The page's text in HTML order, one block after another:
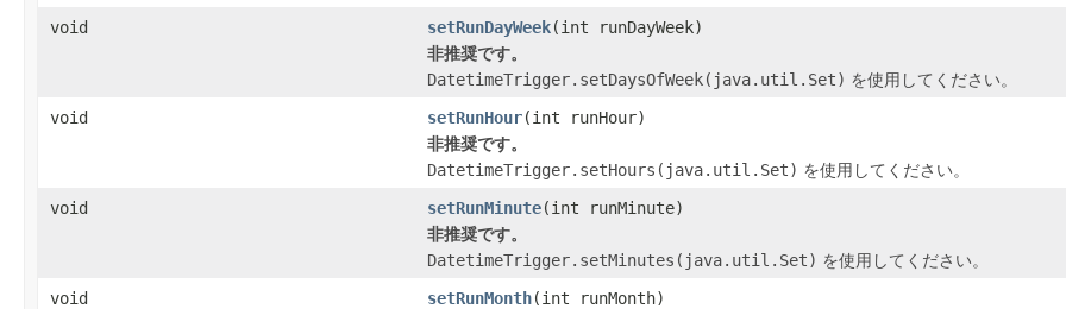
void
setRunDayWeek(int runDayWeek)
非推奨です。
DatetimeTrigger.setDaysOfWeek(java.util.Set) を使用してください。
void
setRunHour(int runHour)
非推奨です。
DatetimeTrigger.setHours(java.util.Set) を使用してください。
void
setRunMinute(int runMinute)
非推奨です。
DatetimeTrigger.setMinutes(java.util.Set) を使用してください。
void
setRunMonth(int runMonth)